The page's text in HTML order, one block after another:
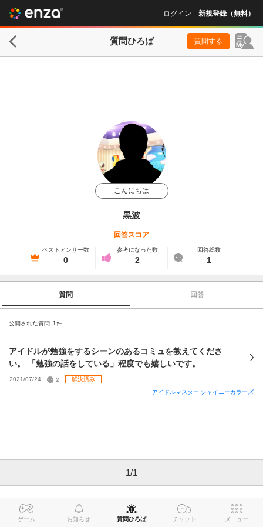
ログイン 新規登録（無料）
質問ひろば 質問する
こんにちは
黒波
回答スコア
ベストアンサー数
0
参考になった数
2
回答総数
1
質問 回答
公開された質問 1件
アイドルが勉強をするシーンのあるコミュを教えてくださ
い。 「勉強の話をしている」程度でも嬉しいです。
2021/07/24 2
解決済み
アイドルマスター シャイニーカラーズ
1/1
ゲーム お知らせ 質問ひろば チャット メニュー